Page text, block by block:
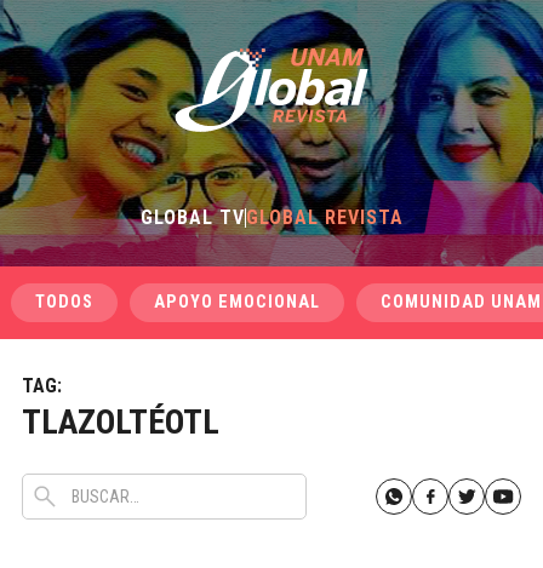
GLOBAL TVGLOBAL REVISTA
TODOS APOYO EMOCIONAL COMUNIDAD UNAM
TAG:
TLAZOLTÉOTL